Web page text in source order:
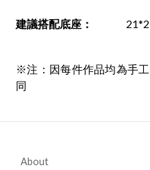
建議搭配底座 ：
※注：因每件作品均為手
同
About